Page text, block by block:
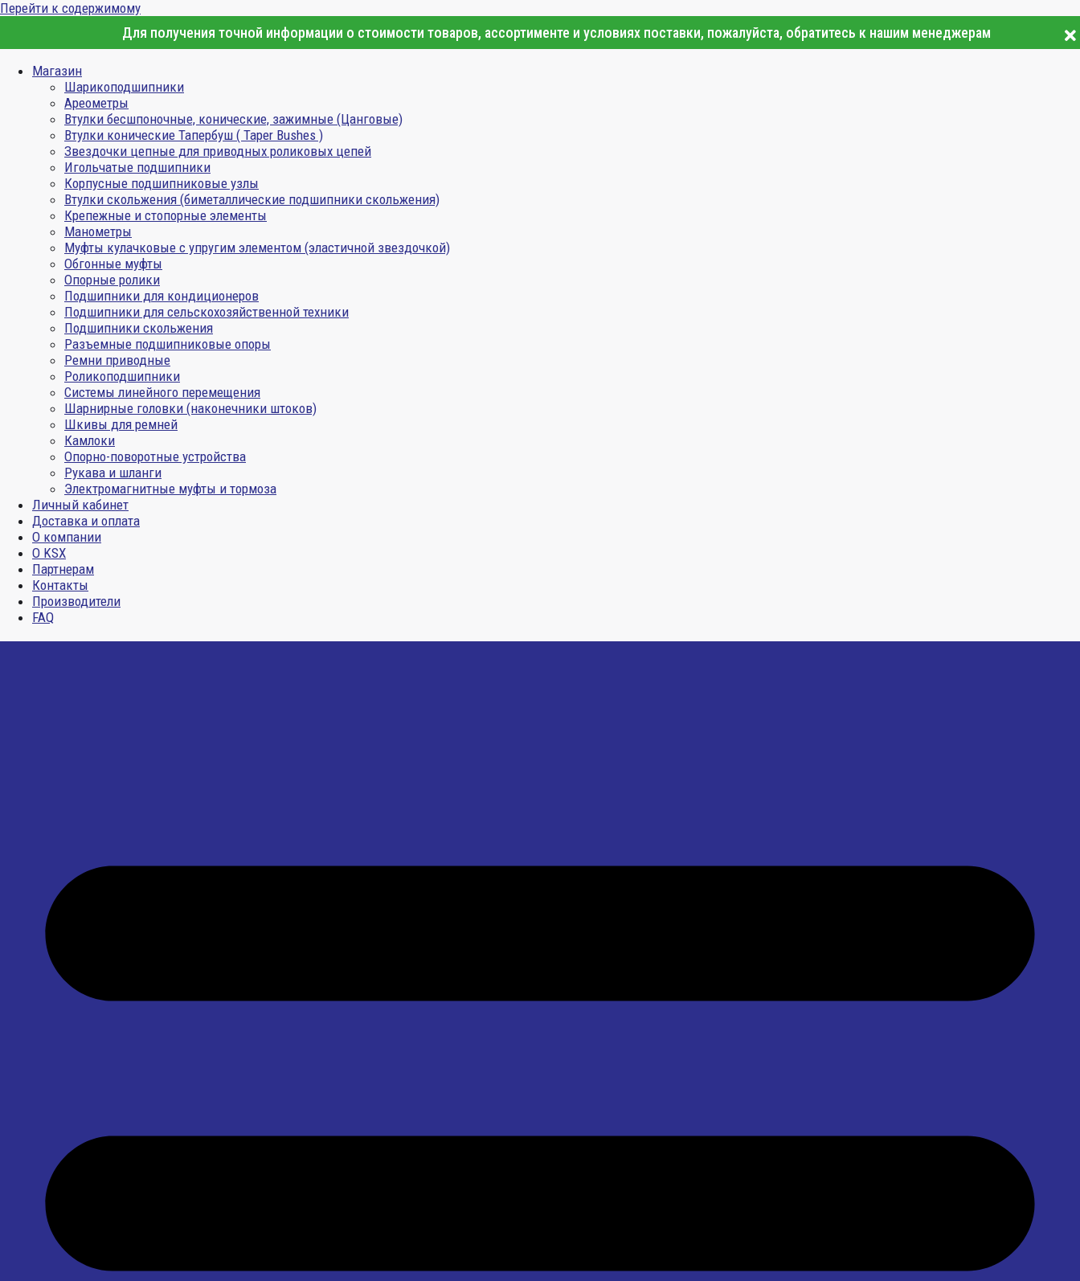
Перейти к содержимому
Для получения точной информации о стоимости товаров, ассортименте и условиях поставки, пожалуйста, обратитесь к нашим менеджерам
Магазин
Шарикоподшипники
Ареометры
Втулки бесшпоночные, конические, зажимные (Цанговые)
Втулки конические Тапербуш ( Taper Bushes )
Звездочки цепные для приводных роликовых цепей
Игольчатые подшипники
Корпусные подшипниковые узлы
Втулки скольжения (биметаллические подшипники скольжения)
Крепежные и стопорные элементы
Манометры
Муфты кулачковые с упругим элементом (эластичной звездочкой)
Обгонные муфты
Опорные ролики
Подшипники для кондиционеров
Подшипники для сельскохозяйственной техники
Подшипники скольжения
Разъемные подшипниковые опоры
Ремни приводные
Роликоподшипники
Системы линейного перемещения
Шарнирные головки (наконечники штоков)
Шкивы для ремней
Камлоки
Опорно-поворотные устройства
Рукава и шланги
Электромагнитные муфты и тормоза
Личный кабинет
Доставка и оплата
О компании
О KSX
Партнерам
Контакты
Производители
FAQ